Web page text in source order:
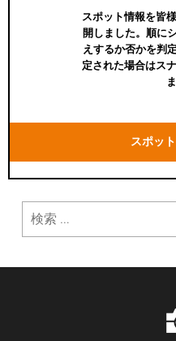
スポット情報を皆
開しました。順に
えするか否かを判
定された場合はス
スポッ